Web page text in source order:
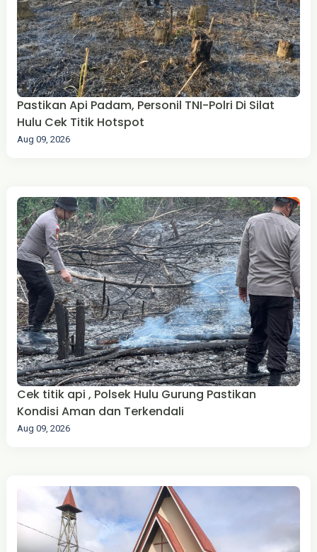
Pastikan Api Padam, Personil TNI-Polri Di Silat
Hulu Cek Titik Hotspot
Aug 09, 2026
Cek titik api , Polsek Hulu Gurung Pastikan
Kondisi Aman dan Terkendali
Aug 09, 2026